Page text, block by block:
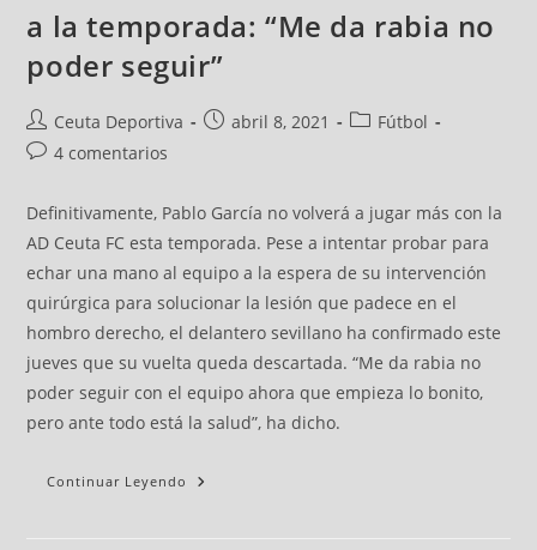
a la temporada: “Me da rabia no
poder seguir”
Ceuta Deportiva abril 8, 2021
Fútbol
4 comentarios
Definitivamente, Pablo García no volverá a jugar más con la
AD Ceuta FC esta temporada. Pese a intentar probar para
echar una mano al equipo a la espera de su intervención
quirúrgica para solucionar la lesión que padece en el
hombro derecho, el delantero sevillano ha confirmado este
jueves que su vuelta queda descartada. “Me da rabia no
poder seguir con el equipo ahora que empieza lo bonito,
pero ante todo está la salud”, ha dicho.
Continuar Leyendo